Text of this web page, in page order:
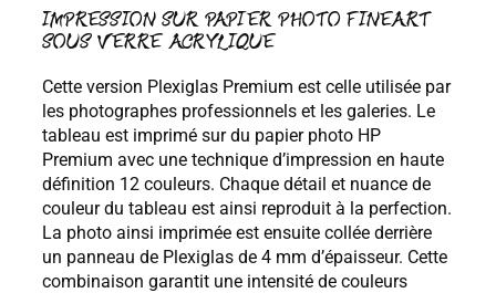
à
4
0
,
0
0
€
e
M
R
A
G
E
IMPRESSION SUR PAPIER PHOTO FINEART
SOUS VERRE ACRYLIQUE
Cette version Plexiglas Premium est celle utilisée par
les photographes professionnels et les galeries. Le
tableau est imprimé sur du papier photo HP
Premium avec une technique d’impression en haute
définition 12 couleurs. Chaque détail et nuance de
couleur du tableau est ainsi reproduit à la perfection.
La photo ainsi imprimée est ensuite collée derrière
un panneau de Plexiglas de 4 mm d’épaisseur. Cette
combinaison garantit une intensité de couleurs